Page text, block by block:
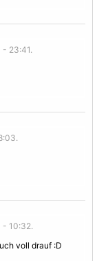
- 23:41.
- 10:32.
voll drauf :D